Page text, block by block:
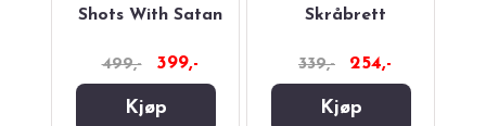
Shots With Satan
499,- 399,-
Kjøp
Skråbrett
339,- 254,-
Kjøp